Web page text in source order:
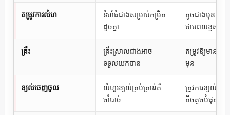
តម្រូវការលំហ
ទំហំធំជាងសម្រាប់កម្រិត
ដូចគ្នា
តូចជាងមុនសម្រ
ថាមពលខ្ពស់
គ្រឹះ
គ្រឹះស្រាលជាងអាច
ទទួលយកបាន
តម្រូវឱ្យមានគ្រឹះ
មុន
ខ្យល់ចេញចូល
លំហូរខ្យល់គ្រប់គ្រាន់គឺ
ចាំបាច់
ត្រូវការខ្យល់ច
តិចតួចបំផុត